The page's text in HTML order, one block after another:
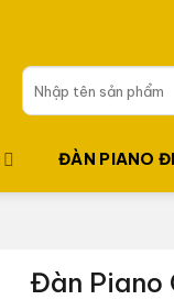
Tìm
kiếm:
ĐÀN PIANO
Đàn Piano